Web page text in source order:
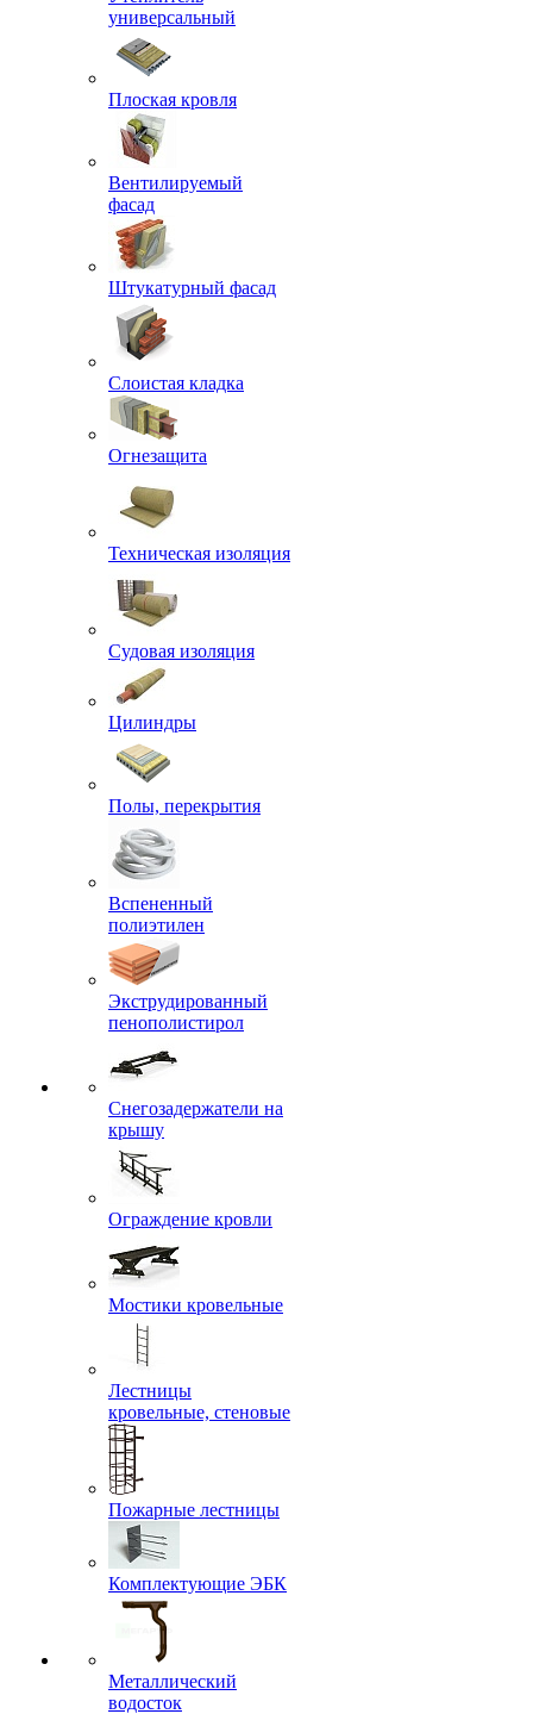
универсальный
Плоская кровля
Вентилируемый
фасад
Штукатурный фасад
Слоистая кладка
Огнезащита
Техническая изоляция
Судовая изоляция
Цилиндры
Полы, перекрытия
Вспененный
полиэтилен
Экструдированный
пенополистирол
Снегозадержатели на
крышу
Ограждение кровли
Мостики кровельные
Лестницы
кровельные, стеновые
Пожарные лестницы
Комплектующие ЭБК
Металлический
водосток